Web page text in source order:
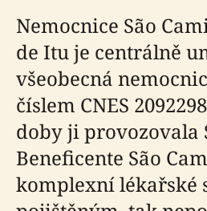
Nemocnice São
de Itu je centrálně
všeobecná
číslem CNES
doby ji provozovala
Beneficente São
komplexní lékařské